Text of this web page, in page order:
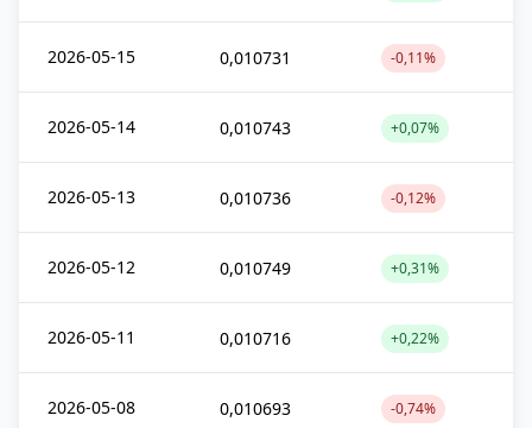
2026-05-15 0,010731 -0,11%
2026-05-14 0,010743 +0,07%
2026-05-13 0,010736 -0,12%
2026-05-12 0,010749 +0,31%
2026-05-11 0,010716 +0,22%
2026-05-08 0,010693 -0,74%